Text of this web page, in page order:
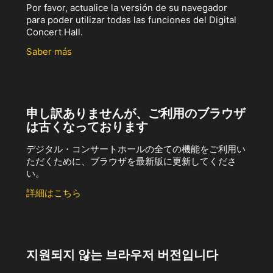
Por favor, actualice la versión de su navegador
para poder utilizar todas las funciones del Digital
Concert Hall.
Saber más
申し訳ありませんが、ご利用のブラウザ
は古くなっております
デジタル・コンサートホールの全ての機能をご利用い
ただくために、ブラウザを最新版に更新してくださ
い。
詳細はこちら
지원되지 않는 브라우저 버전입니다